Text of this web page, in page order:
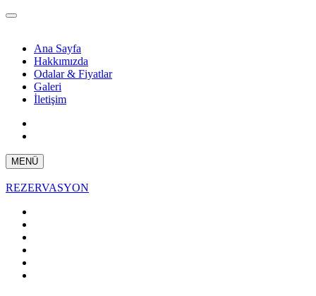
Ana Sayfa
Hakkımızda
Odalar & Fiyatlar
Galeri
İletişim
MENÜ
REZERVASYON